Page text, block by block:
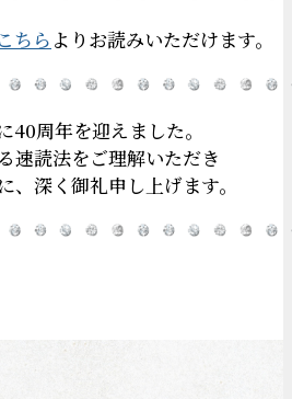
こちら よりお読みいただけます。
周年を迎えました。
速読法をご理解いただき
、深く御礼申し上げます。